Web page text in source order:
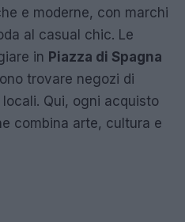
e moderne, con marchi
al casual chic. Le
in Piazza di Spagna
trovare negozi di
Qui, ogni acquisto
combina arte, cultura e